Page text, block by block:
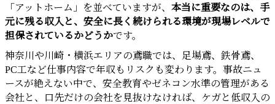
「アットホーム」を並べていますが、 本当に重要なのは、手
元に残る収入と、安全に長く続けられる環境が現場レベルで
担保されているかどうかです。
神奈川や川崎・横浜エリアの鳶職では、足場鳶、鉄骨鳶、
PC工など仕事内容で年収もリスクも変わります。事故ニュ
ースが絶えない中で、安全教育やゼネコン水準の管理がある
会社と、口先だけの会社を見抜けなければ、ケガと低収入の